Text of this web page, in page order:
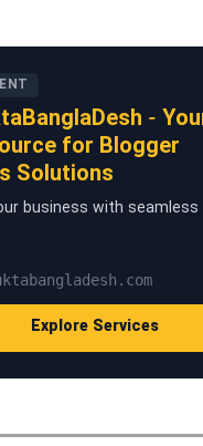
-
for Blogger
Solutions
business with
Explore Services